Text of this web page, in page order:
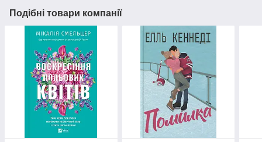
Подібні товари компанії